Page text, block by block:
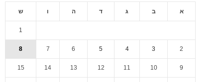
א ב ג ד ה ו ש
1
2
3
4
5
6
7
8
9
10
11
12
13
14
15